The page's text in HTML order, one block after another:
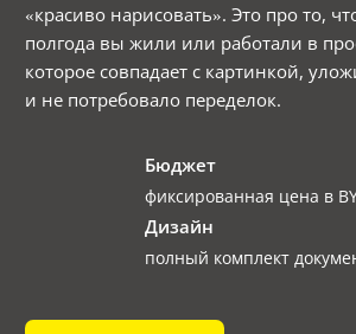
«красиво нарисовать». Это про то,
полгода вы жили или работали в
которое совпадает с картинкой,
и не потребовало переделок.
Бюджет
фиксированная цена в
Дизайн
полный комплект